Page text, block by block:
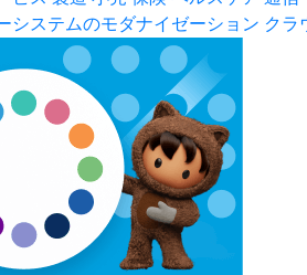
システムのモダナイゼーション クラ